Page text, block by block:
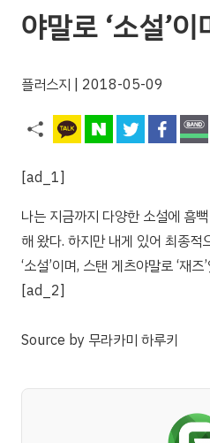
야말로 ‘소설’
플러스지 | 2018-05-09
[ad_1]
나는 지금까지 다양한 소설에 흠
해 왔다. 하지만 내게 있어 최종적
‘소설’이며, 스탠 게츠야말로 ‘재즈
[ad_2]
Source by 무라카미 하루키